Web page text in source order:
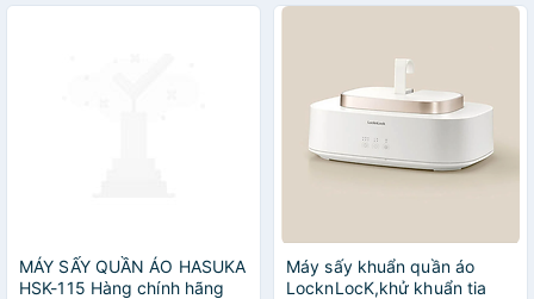
MÁY SẤY QUẦN ÁO HASUKA
HSK-115 Hàng chính hãng
Máy sấy khuẩn quần áo
LocknLocK,khử khuẩn tia